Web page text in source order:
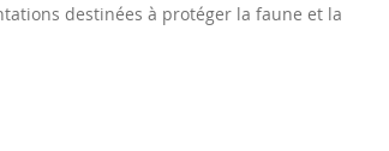
destinées à protéger la faune et la